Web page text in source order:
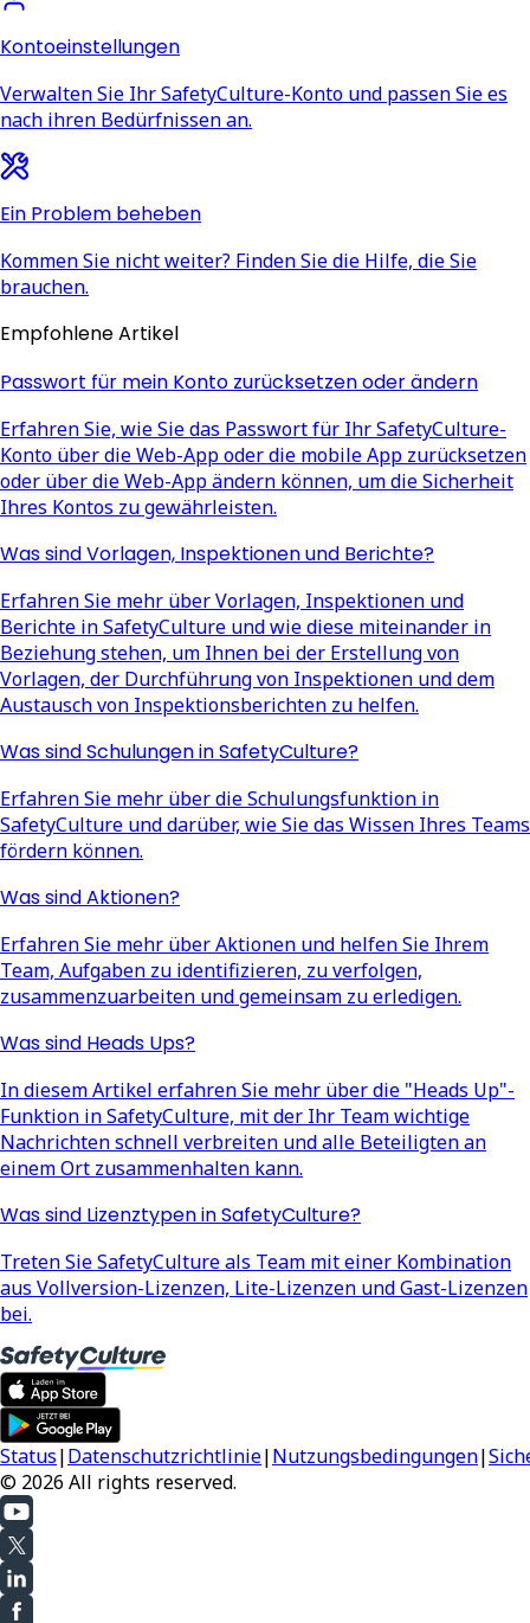
Kontoeinstellungen
Verwalten Sie Ihr SafetyCulture-Konto und passen Sie es
nach ihren Bedürfnissen an.
Ein Problem beheben
Kommen Sie nicht weiter? Finden Sie die Hilfe, die Sie
brauchen.
Empfohlene Artikel
Passwort für mein Konto zurücksetzen oder ändern
Erfahren Sie, wie Sie das Passwort für Ihr SafetyCulture-
Konto über die Web-App oder die mobile App zurücksetzen
oder über die Web-App ändern können, um die Sicherheit
Ihres Kontos zu gewährleisten.
Was sind Vorlagen, Inspektionen und Berichte?
Erfahren Sie mehr über Vorlagen, Inspektionen und
Berichte in SafetyCulture und wie diese miteinander in
Beziehung stehen, um Ihnen bei der Erstellung von
Vorlagen, der Durchführung von Inspektionen und dem
Austausch von Inspektionsberichten zu helfen.
Was sind Schulungen in SafetyCulture?
Erfahren Sie mehr über die Schulungsfunktion in
SafetyCulture und darüber, wie Sie das Wissen Ihres Teams
fördern können.
Was sind Aktionen?
Erfahren Sie mehr über Aktionen und helfen Sie Ihrem
Team, Aufgaben zu identifizieren, zu verfolgen,
zusammenzuarbeiten und gemeinsam zu erledigen.
Was sind Heads Ups?
In diesem Artikel erfahren Sie mehr über die "Heads Up"-
Funktion in SafetyCulture, mit der Ihr Team wichtige
Nachrichten schnell verbreiten und alle Beteiligten an
einem Ort zusammenhalten kann.
Was sind Lizenztypen in SafetyCulture?
Treten Sie SafetyCulture als Team mit einer Kombination
aus Vollversion-Lizenzen, Lite-Lizenzen und Gast-Lizenzen
bei.
Status|Datenschutzrichtlinie|Nutzungsbedingungen|
© 2026 All rights reserved.